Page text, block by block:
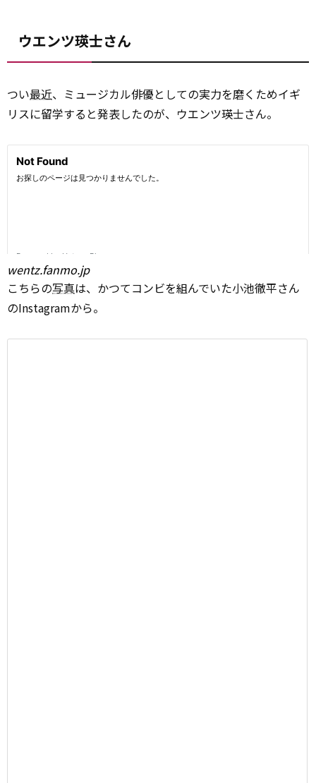
ウエンツ瑛士さん
つい最近、ミュージカル俳優としての実力を磨くためイギ
リスに留学すると発表したのが、ウエンツ瑛士さん。
wentz.fanmo.jp
こちらの写真は、かつてコンビを組んでいた小池徹平さん
のInstagramから。